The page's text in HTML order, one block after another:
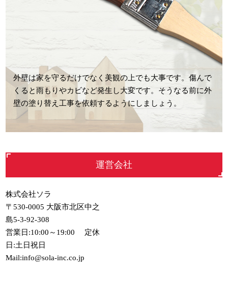
外壁は家を守るだけでなく美観の上でも大事です。傷んで
くると雨もりやカビなど発生し大変です。そうなる前に外
壁の塗り替え工事を依頼するようにしましょう。
運営会社
株式会社ソラ
〒530-0005 大阪市北区中之
島5-3-92-308
営業日:10:00～19:00 定休
日:土日祝日
Mail:info@sola-inc.co.jp